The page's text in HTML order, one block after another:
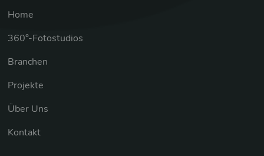
Home
360°-Fotostudios
Branchen
Projekte
Über Uns
Kontakt